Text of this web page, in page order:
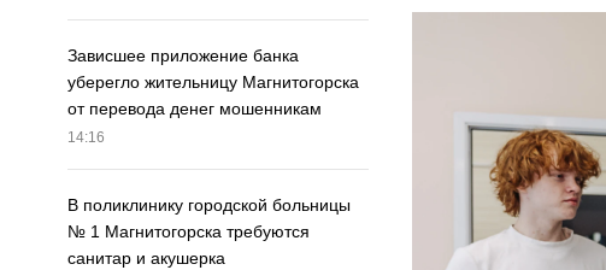
Зависшее приложение банка
уберегло жительницу Магнитогорска
от перевода денег мошенникам
14:16
В поликлинику городской больницы
№ 1 Магнитогорска требуются
санитар и акушерка